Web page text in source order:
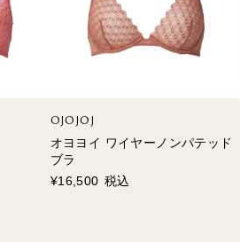
OJOJOJ
オヨヨイ ワイヤーノンパテッド
ブラ
¥16,500 税込